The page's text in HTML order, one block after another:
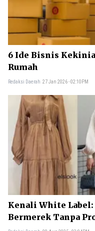
6 Ide Bisnis
Rumah
Redaksi Daerah 27 Jan 2026 - 02:10PM
Kenali White Label:
Bermerek Tanpa